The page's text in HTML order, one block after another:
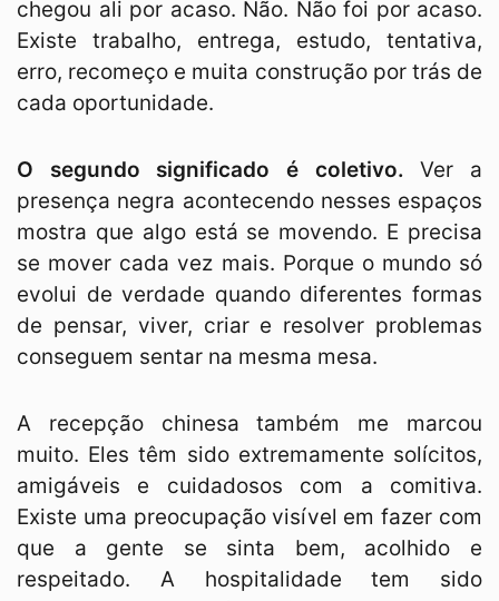
chegou ali por acaso. Não. Não foi por acaso.
Existe trabalho, entrega, estudo, tentativa,
erro, recomeço e muita construção por trás de
cada oportunidade.
O segundo significado é coletivo.
Ver a
presença negra acontecendo nesses espaços
mostra que algo está se movendo. E precisa
se mover cada vez mais. Porque o mundo só
evolui de verdade quando diferentes formas
de pensar, viver, criar e resolver problemas
conseguem sentar na mesma mesa.
A recepção chinesa também me marcou
muito. Eles têm sido extremamente solícitos,
amigáveis e cuidadosos com a comitiva.
Existe uma preocupação visível em fazer com
que a gente se sinta bem, acolhido e
respeitado. A hospitalidade tem sido